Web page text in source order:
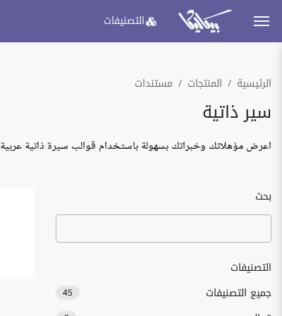
التصنيفات
الرئيسية المنتجات مستندات
سير ذاتية
اعرض مؤهلاتك وخبراتك بسهولة باستخدام قوالب سيرة ذاتية عربية
بحث
التصنيفات
جميع التصنيفات
45